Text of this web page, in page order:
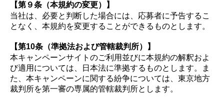
【第９条（本規約の変更）】
当社は、必要と判断した場合には、応募者に予告するこ
となく、本規約を変更することができるものとします。
【第10条（準拠法および管轄裁判所）】
本キャンペーンサイトのご利用並びに本規約の解釈およ
び適用については、日本法に準拠するものとします。ま
た、本キャンペーンに関する紛争については、東京地方
裁判所を第一審の専属的管轄裁判所とします。